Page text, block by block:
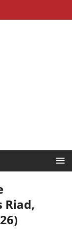
Riad,